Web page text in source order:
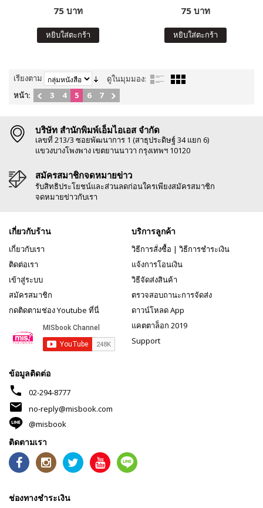
75 บาท
หยิบใส่ตะกร้า
75 บาท
หยิบใส่ตะกร้า
เรียงตาม
ดูในมุมมอง:
หน้า:
3 4 5 6 7
บริษัท สำนักพิมพ์เอ็มไอเอส จำกัด
เลขที่ 213/3 ซอยพัฒนาการ 1 (สาธุประดิษฐ์ 34 แยก 6)
แขวงบางโพงพาง เขตยานนาวา กรุงเทพฯ 10120
สมัครสมาชิกจดหมายข่าว
รับสิทธิประโยชน์และส่วนลดก่อนใครเพียงสมัครสมาชิก
จดหมายข่าวกับเรา
เกี่ยวกับร้าน
เกี่ยวกับเรา
ติดต่อเรา
เข้าสู่ระบบ
สมัครสมาชิก
กดติดตามช่อง Youtube ที่นี่
บริการลูกค้า
วิธีการสั่งซื้อ | วิธีการชำระเงิน
แจ้งการโอนเงิน
วิธีจัดส่งสินค้า
ตรวจสอบถานะการจัดส่ง
ดาวน์โหลด App
แคตตาล็อก 2019
Support
ข้อมูลติดต่อ
phone 02-294-8777
mail
no-reply@misbook.com
@misbook
ติดตามเรา
ช่องทางชำระเงิน